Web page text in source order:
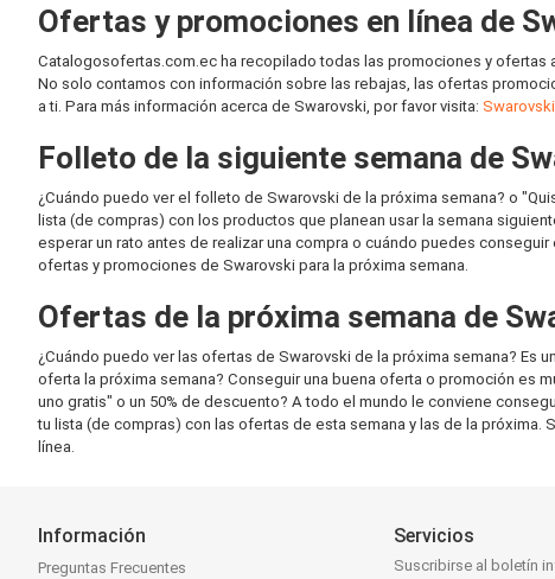
Ofertas y promociones en línea de
Catalogosofertas.com.ec ha recopilado todas las promociones y ofertas
No solo contamos con información sobre las rebajas, las ofertas
a ti. Para más información acerca de Swarovski, por favor visita:
Folleto de la siguiente semana de
¿Cuándo puedo ver el folleto de Swarovski de la próxima semana? o
lista (de compras) con los productos que planean usar la semana
esperar un rato antes de realizar una compra o cuándo puedes
ofertas y promociones de Swarovski para la próxima semana.
Ofertas de la próxima semana de
¿Cuándo puedo ver las ofertas de Swarovski de la próxima semana? Es
oferta la próxima semana? Conseguir una buena oferta o promoción es
uno gratis" o un 50% de descuento? A todo el mundo le conviene
tu lista (de compras) con las ofertas de esta semana y las de la
línea.
Información
Preguntas Frecuentes
Servicios
Suscribirse al boletín